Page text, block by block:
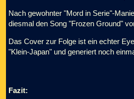
Nach gewohnter "Mord in Serie"-
diesmal den Song "Frozen Ground"
Das Cover zur Folge ist ein echter
"Klein-Japan" und generiert noch
Fazit: